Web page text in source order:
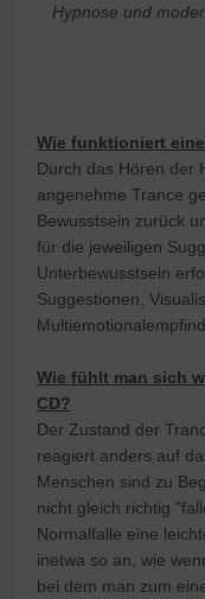
Hypnose und
Wie funktioniert
Durch das Hören der
angenehme Trance
Bewusstsein zurück
für die jeweiligen
Unterbewusstsein
Suggestionen,
Wie fühlt man sich
CD?
Der Zustand der
reagiert anders auf
Menschen sind zu
nicht gleich richtig
Normalfalle eine
inetwa so an, wie
bei dem man zum